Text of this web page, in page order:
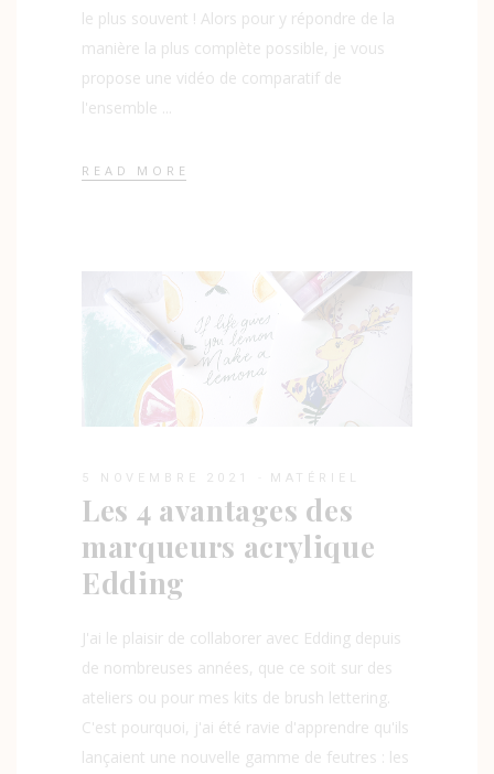
le plus souvent ! Alors pour y répondre de la
manière la plus complète possible, je vous
propose une vidéo de comparatif de
l'ensemble
READ MORE
5 NOVEMBRE 2021 MATÉRIEL
Les 4 avantages des
marqueurs acrylique
Edding
J'ai le plaisir de collaborer avec Edding depuis
de nombreuses années, que ce soit sur des
ateliers ou pour mes kits de brush lettering.
C'est pourquoi, j'ai été ravie d'apprendre qu'ils
lançaient une nouvelle gamme de feutres : les